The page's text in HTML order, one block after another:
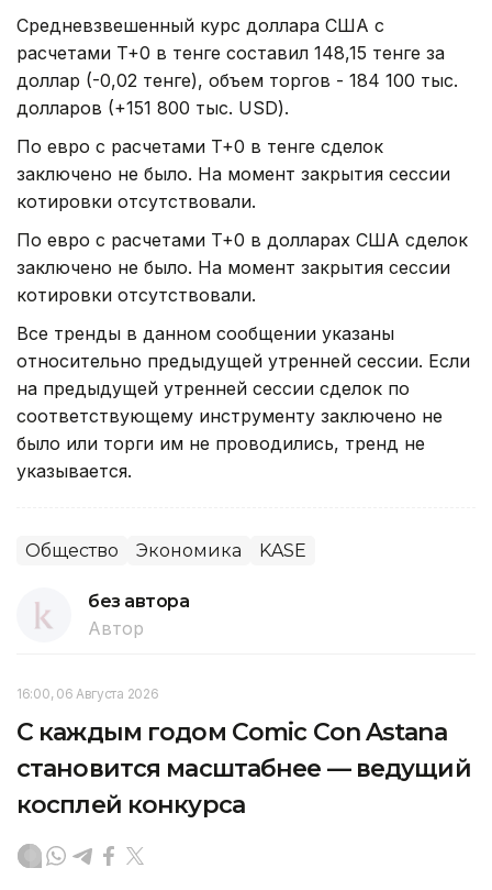
Средневзвешенный курс доллара США с
расчетами T+0 в тенге составил 148,15 тенге за
доллар (-0,02 тенге), объем торгов - 184 100 тыс.
долларов (+151 800 тыс. USD).
По евро с расчетами T+0 в тенге сделок
заключено не было. На момент закрытия сессии
котировки отсутствовали.
По евро с расчетами T+0 в долларах США сделок
заключено не было. На момент закрытия сессии
котировки отсутствовали.
Все тренды в данном сообщении указаны
относительно предыдущей утренней сессии. Если
на предыдущей утренней сессии сделок по
соответствующему инструменту заключено не
было или торги им не проводились, тренд не
указывается.
Общество Экономика KASE
без автора
Автор
16:00, 06 Августа 2026
С каждым годом Comic Con Astana
становится масштабнее — ведущий
косплей конкурса